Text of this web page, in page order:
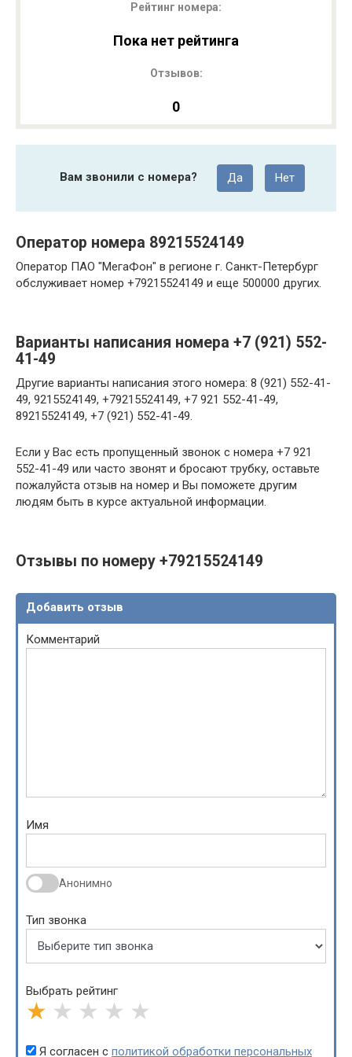
Рейтинг номера:
Пока нет рейтинга
Отзывов:
0
Вам звонили с номера? Да Нет
Оператор номера 89215524149
Оператор ПАО "МегаФон" в регионе г. Санкт-Петербург
обслуживает номер +79215524149 и еще 500000 других.
Варианты написания номера +7 (921) 552-
41-49
Другие варианты написания этого номера: 8 (921) 552-41-
49, 9215524149, +79215524149, +7 921 552-41-49,
89215524149, +7 (921) 552-41-49.
Если у Вас есть пропущенный звонок с номера +7 921
552-41-49 или часто звонят и бросают трубку, оставьте
пожалуйста отзыв на номер и Вы поможете другим
людям быть в курсе актуальной информации.
Отзывы по номеру +79215524149
Добавить отзыв
Комментарий
Имя
Анонимно
Тип звонка
Выбрать рейтинг
★ ★ ★ ★ ★
Я согласен с политикой обработки персональных